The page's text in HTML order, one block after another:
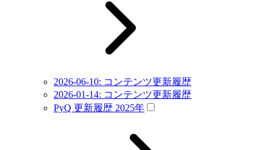
2026-06-10: コンテンツ更新履歴
2026-01-14: コンテンツ更新履歴
PyQ 更新履歴 2025年